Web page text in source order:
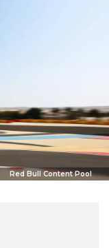
Red Bull Content Pool